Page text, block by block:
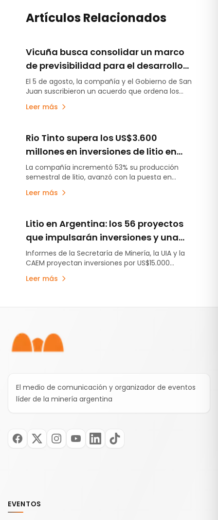
Artículos Relacionados
Vicuña busca consolidar un marco
de previsibilidad para el desarrollo
del proyecto en San Juan
El 5 de agosto, la compañía y el Gobierno de San
Juan suscribieron un acuerdo que ordena los
compromisos establecidos en la Declaración de
Impacto Ambiental, estabiliza el esquema de
infraestructura.
Leer más
Rio Tinto supera los US$3.600
millones en inversiones de litio en
Argentina y acelera la puesta en
marcha de sus proyectos
La compañía incrementó 53% su producción
semestral de litio, avanzó con la puesta en
marcha de Fénix 1B y Sal de Vida antes de lo
previsto y continúa escalando Rincón, el primer
Leer más
Litio en Argentina: los 56 proyectos
que impulsarán inversiones y una
producción récord
Informes de la Secretaría de Minería, la UIA y la
CAEM proyectan inversiones por US$15.000
millones, una capacidad instalada superior a
517.000 toneladas anuales de LCE y una
Leer más
El medio de comunicación y organizador de eventos
líder de la minería argentina
EVENTOS